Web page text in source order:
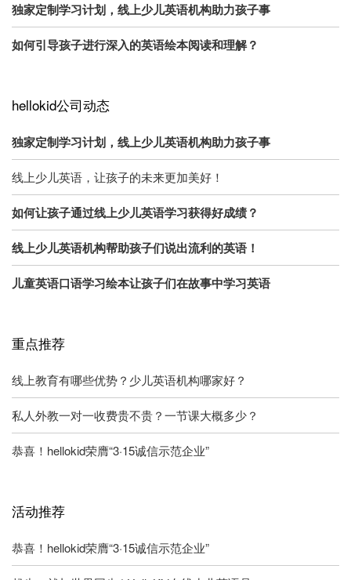
独家定制学习计划，线上少儿英语机构助力孩子事
如何引导孩子进行深入的英语绘本阅读和理解？
hellokid公司动态
独家定制学习计划，线上少儿英语机构助力孩子事
线上少儿英语，让孩子的未来更加美好！
如何让孩子通过线上少儿英语学习获得好成绩？
线上少儿英语机构帮助孩子们说出流利的英语！
儿童英语口语学习绘本让孩子们在故事中学习英语
重点推荐
线上教育有哪些优势？少儿英语机构哪家好？
私人外教一对一收费贵不贵？一节课大概多少？
恭喜！hellokid荣膺“3·15诚信示范企业”
活动推荐
恭喜！hellokid荣膺“3·15诚信示范企业”